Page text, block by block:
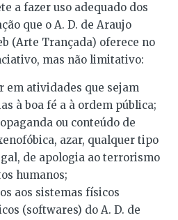
a fazer uso adequado dos
que o A. D. de Araujo
(Arte Trançada) oferece no
mas não limitativo:
em atividades que sejam
à boa fé a à ordem pública;
ou conteúdo de
azar, qualquer tipo
de apologia ao terrorismo
humanos;
aos sistemas físicos
(softwares) do A. D. de